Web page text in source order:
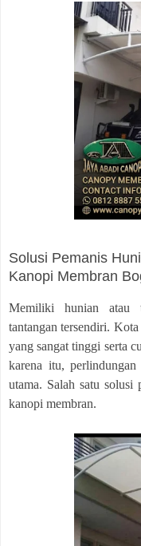
Solusi Pemanis
Kanopi Membran
Memiliki hunian atau
tantangan tersendiri.
yang sangat tinggi serta
karena itu,
utama. Salah satu solusi
kanopi membran.